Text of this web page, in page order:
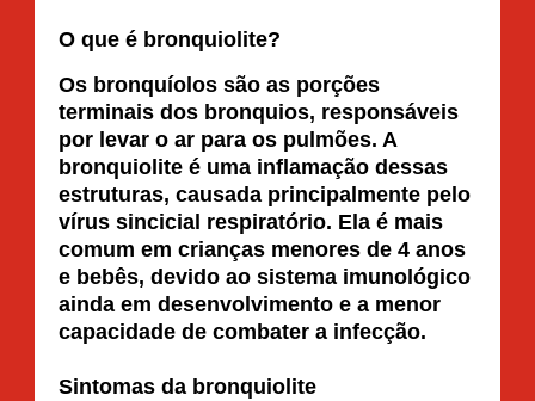
O que é bronquiolite?
Os bronquíolos são as porções
terminais dos bronquios, responsáveis
por levar o ar para os pulmões. A
bronquiolite é uma inflamação dessas
estruturas, causada principalmente pelo
vírus sincicial respiratório. Ela é mais
comum em crianças menores de 4 anos
e bebês, devido ao sistema imunológico
ainda em desenvolvimento e a menor
capacidade de combater a infecção.
Sintomas da bronquiolite